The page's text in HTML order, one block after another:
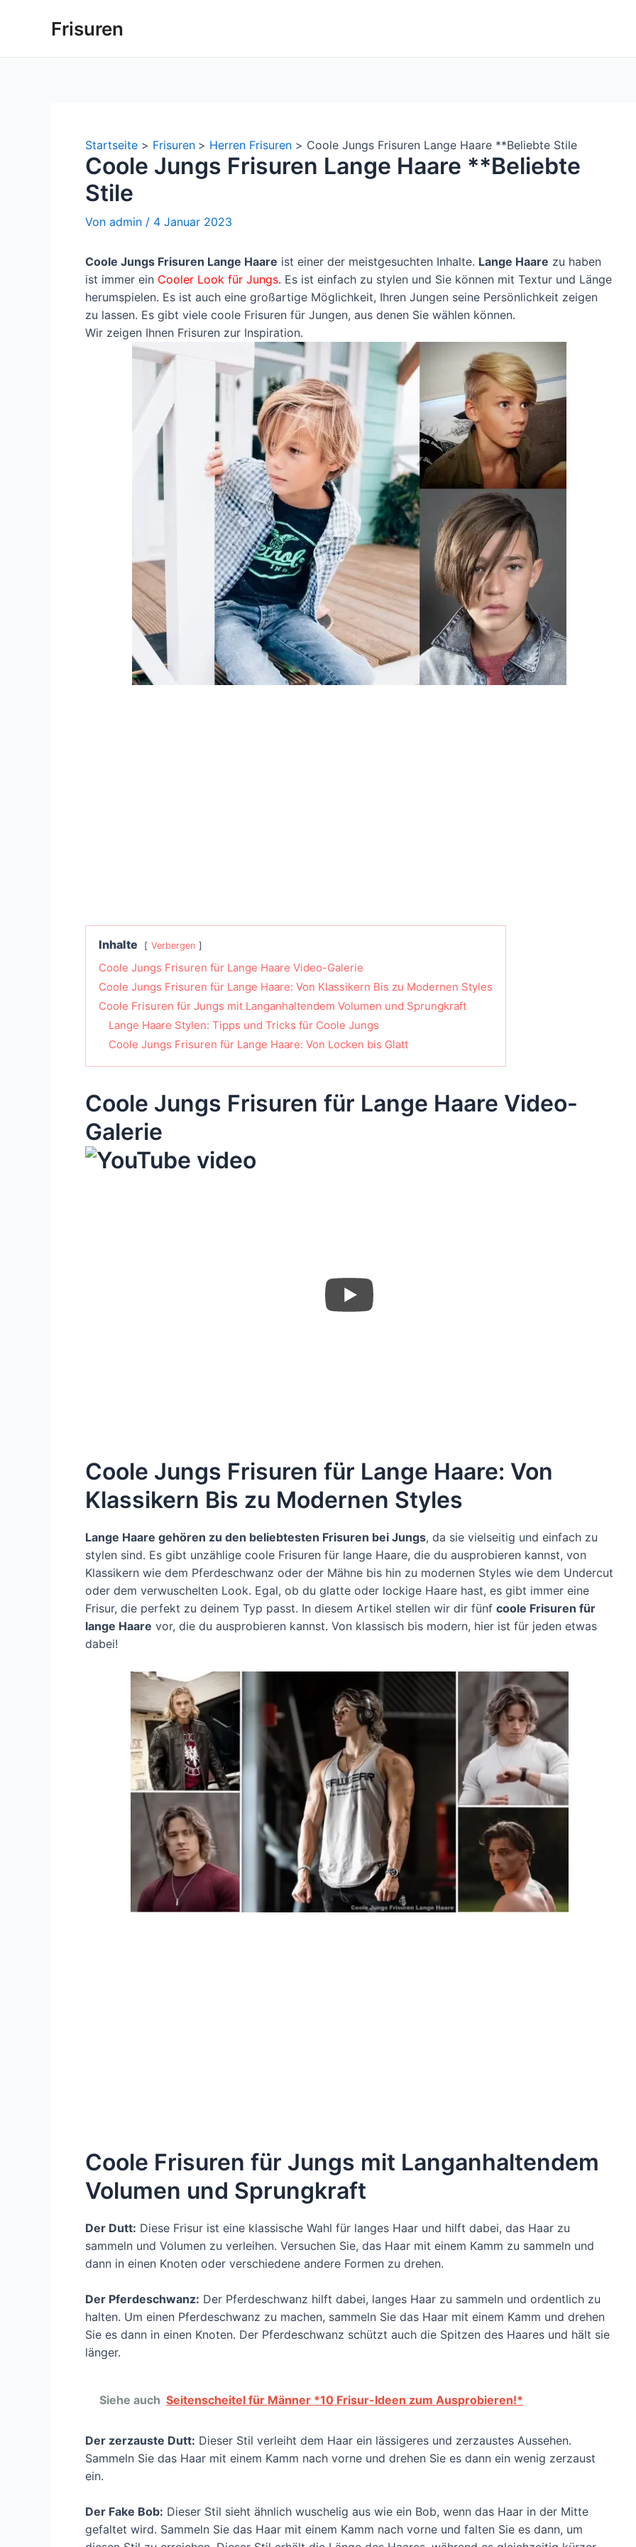
Frisuren
Startseite Frisuren Herren Frisuren Coole Jungs Frisuren Lange Haare **Beliebte Stile
Coole Jungs Frisuren Lange Haare **Beliebte
Stile
Von admin / 4 Januar 2023
Coole Jungs Frisuren Lange Haare ist einer der meistgesuchten Inhalte. Lange Haare zu haben
ist immer ein Cooler Look für Jungs. Es ist einfach zu stylen und Sie können mit Textur und Länge
herumspielen. Es ist auch eine großartige Möglichkeit, Ihren Jungen seine Persönlichkeit zeigen
zu lassen. Es gibt viele coole Frisuren für Jungen, aus denen Sie wählen können.
Wir zeigen Ihnen Frisuren zur Inspiration.
Inhalte Verbergen
Coole Jungs Frisuren für Lange Haare Video-Galerie
Coole Jungs Frisuren für Lange Haare: Von Klassikern Bis zu Modernen Styles
Coole Frisuren für Jungs mit Langanhaltendem Volumen und Sprungkraft
Lange Haare Stylen: Tipps und Tricks für Coole Jungs
Coole Jungs Frisuren für Lange Haare: Von Locken bis Glatt
Coole Jungs Frisuren für Lange Haare Video-
Galerie
Coole Jungs Frisuren für Lange Haare: Von
Klassikern Bis zu Modernen Styles
Lange Haare gehören zu den beliebtesten Frisuren bei Jungs, da sie vielseitig und einfach zu
stylen sind. Es gibt unzählige coole Frisuren für lange Haare, die du ausprobieren kannst, von
Klassikern wie dem Pferdeschwanz oder der Mähne bis hin zu modernen Styles wie dem Undercut
oder dem verwuschelten Look. Egal, ob du glatte oder lockige Haare hast, es gibt immer eine
Frisur, die perfekt zu deinem Typ passt. In diesem Artikel stellen wir dir fünf coole Frisuren für
lange Haare vor, die du ausprobieren kannst. Von klassisch bis modern, hier ist für jeden etwas
dabei!
Coole Frisuren für Jungs mit Langanhaltendem
Volumen und Sprungkraft
Der Dutt: Diese Frisur ist eine klassische Wahl für langes Haar und hilft dabei, das Haar zu
sammeln und Volumen zu verleihen. Versuchen Sie, das Haar mit einem Kamm zu sammeln und
dann in einen Knoten oder verschiedene andere Formen zu drehen.
Der Pferdeschwanz: Der Pferdeschwanz hilft dabei, langes Haar zu sammeln und ordentlich zu
halten. Um einen Pferdeschwanz zu machen, sammeln Sie das Haar mit einem Kamm und drehen
Sie es dann in einen Knoten. Der Pferdeschwanz schützt auch die Spitzen des Haares und hält sie
länger.
Siehe auch Seitenscheitel für Männer *10 Frisur-Ideen zum Ausprobieren!*
Der zerzauste Dutt: Dieser Stil verleiht dem Haar ein lässigeres und zerzaustes Aussehen.
Sammeln Sie das Haar mit einem Kamm nach vorne und drehen Sie es dann ein wenig zerzaust
ein.
Der Fake Bob: Dieser Stil sieht ähnlich wuschelig aus wie ein Bob, wenn das Haar in der Mitte
gefaltet wird. Sammeln Sie das Haar mit einem Kamm nach vorne und falten Sie es dann, um